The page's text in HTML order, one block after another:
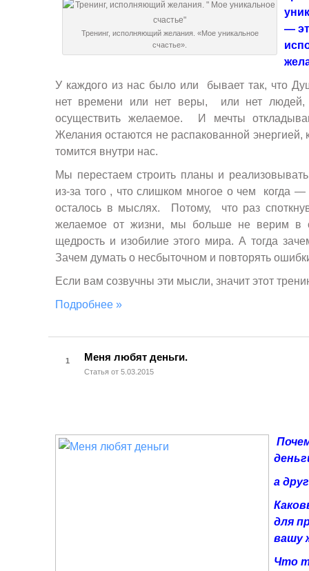
Тренинг, исполняющий желания. «Мое уникальное
счастье».
—
У каждого из нас было или бывает так, что
нет времени или нет веры, или нет
осуществить желаемое. И мечты
Желания остаются не распакованной
томится внутри нас.
Мы перестаем строить планы и
из-за того , что слишком многое о чем когда —
осталось в мыслях. Потому, что раз
желаемое от жизни, мы больше не верим в
щедрость и изобилие этого мира. А тогда
Зачем думать о несбыточном и повторять
Если вам созвучны эти мысли, значит этот
Подробнее »
1 Меня любят деньги.
Статья от 5.03.2015
а
для
вашу
Что